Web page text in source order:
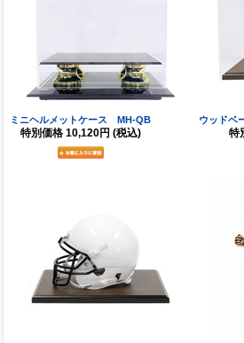
ミニヘルメットケース MH-QB
特別価格 10,120円 (税込)
ウッドベ
特